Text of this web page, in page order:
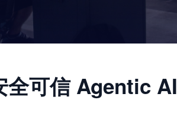
全可信 Agentic AI